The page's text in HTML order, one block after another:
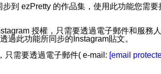
到 ezPretty 的作品集，使用此功能您需
授權，只需要透過電子郵件和服務
過此功能所同步的Instagram貼文。
只需要透過電子郵件( e-mail: [email